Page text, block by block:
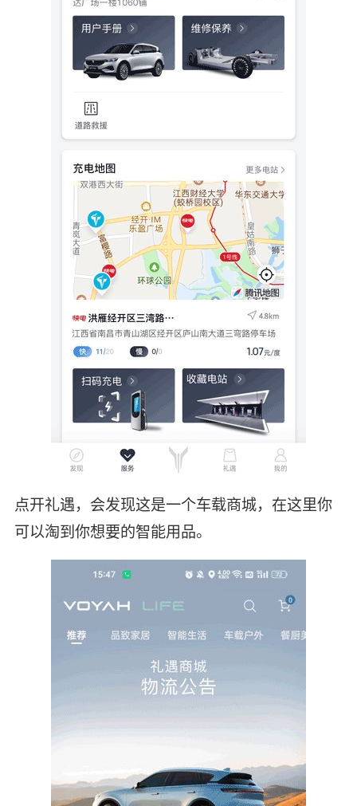
点开礼遇，会发现这是一个车载商城，在这里你
可以淘到你想要的智能用品。